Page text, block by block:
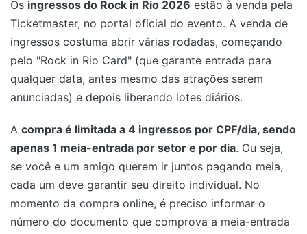
Os ingressos do Rock in Rio 2026 estão à venda pela
Ticketmaster, no portal oficial do evento. A venda de
ingressos costuma abrir várias rodadas, começando
pelo "Rock in Rio Card" (que garante entrada para
qualquer data, antes mesmo das atrações serem
anunciadas) e depois liberando lotes diários.
A compra é limitada a 4 ingressos por CPF/dia, sendo
apenas 1 meia-entrada por setor e por dia. Ou seja,
se você e um amigo querem ir juntos pagando meia,
cada um deve garantir seu direito individual. No
momento da compra online, é preciso informar o
número do documento que comprova a meia-entrada